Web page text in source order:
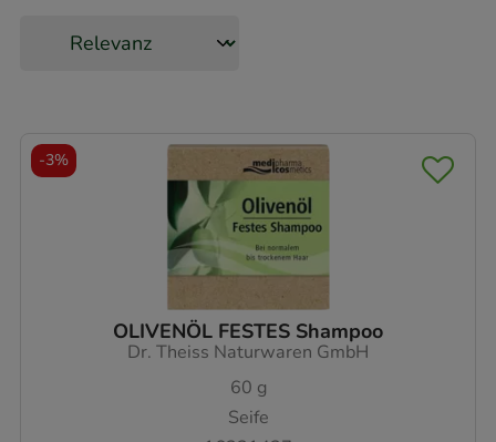
OLIVENÖL FESTES Shampoo
Dr. Theiss Naturwaren GmbH
60 g
Seife
-3%